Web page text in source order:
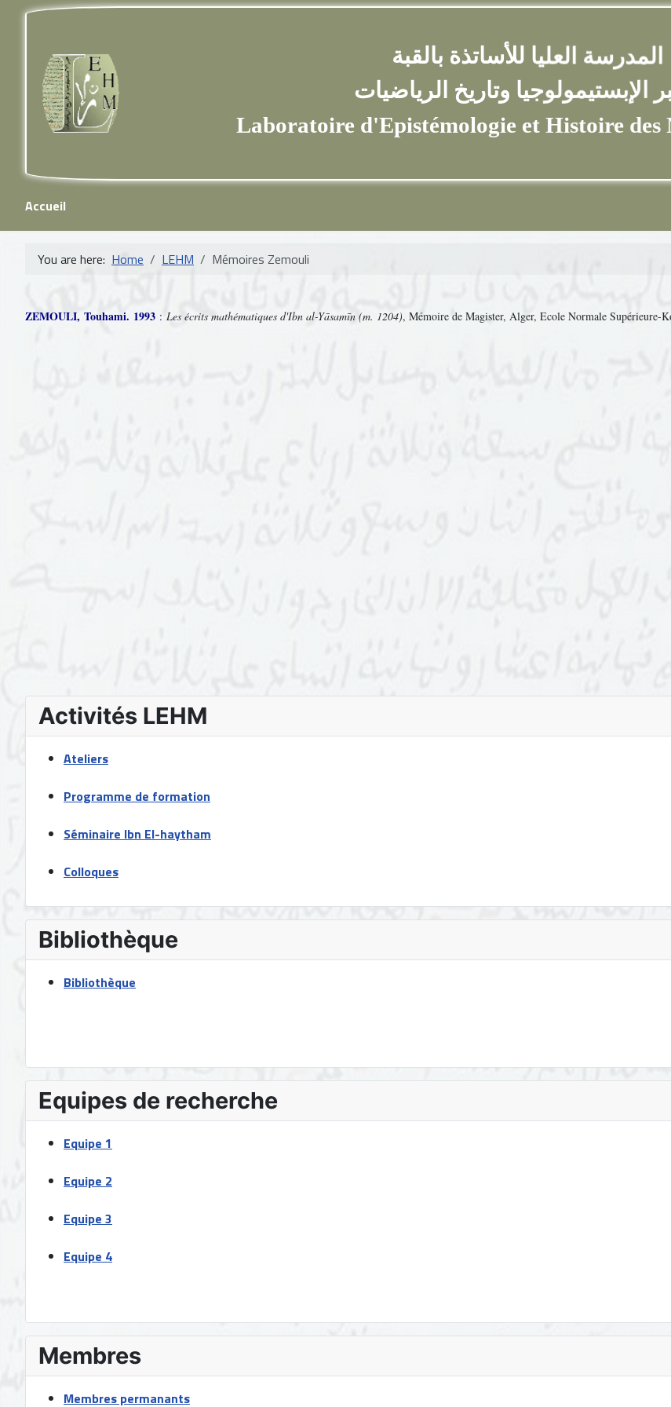
العليا للأساتذة بالقبة
وتاريخ الرياضيات
Laboratoire d'Epistémologie et Histoire
Accueil
You are here: Home LEHM Mémoires Zemouli
ZEMOULI, Touhami. 1993 : Les écrits mathématiques d'Ibn al-Yāsamīn (m. 1204), Mémoire de Magister, Alger, Ecole Normale Supérieure-
Activités LEHM
Ateliers
Programme de formation
Séminaire Ibn El-haytham
Colloques
Bibliothèque
Bibliothèque
Equipes de recherche
Equipe 1
Equipe 2
Equipe 3
Equipe 4
Membres
Membres permanants